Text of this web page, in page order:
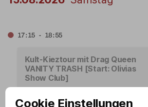
17:15 - 18:55
Kult-Kieztour mit Drag Queen
VANITY TRASH [Start: Olivias
Show Club]
Cookie Einstellungen